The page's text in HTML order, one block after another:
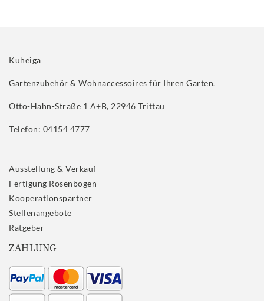
Kuheiga
Gartenzubehör & Wohnaccessoires für Ihren Garten.
Otto-Hahn-Straße 1 A+B, 22946 Trittau
Telefon: 04154 4777
Ausstellung & Verkauf
Fertigung Rosenbögen
Kooperationspartner
Stellenangebote
Ratgeber
ZAHLUNG